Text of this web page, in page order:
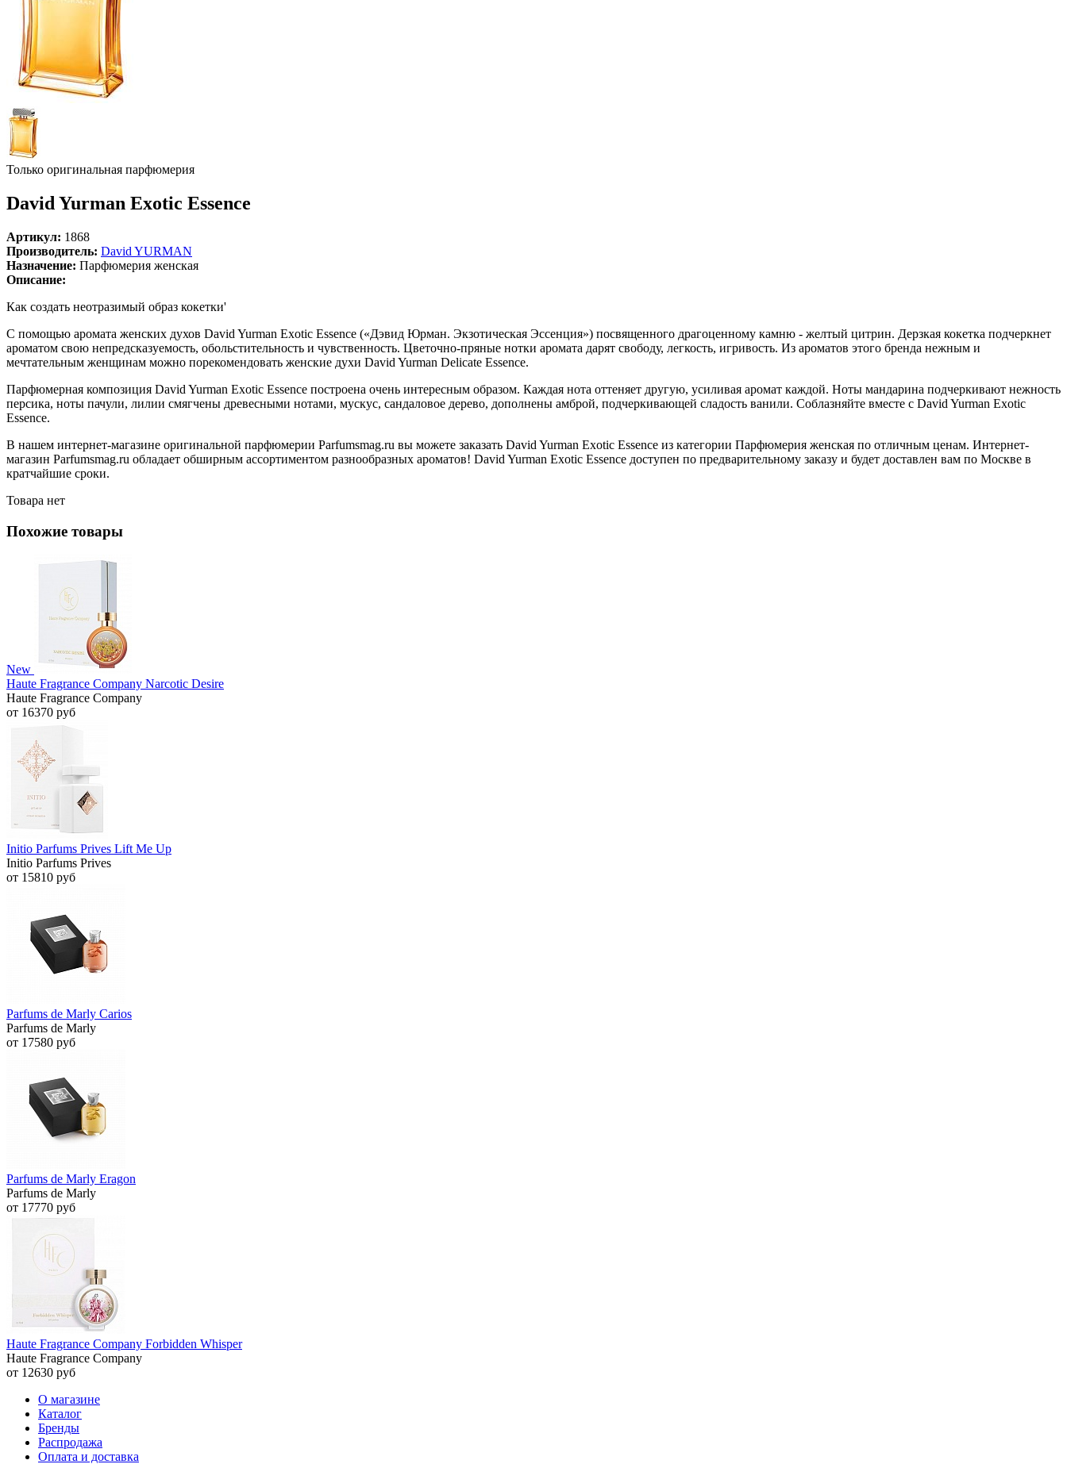
Только оригинальная парфюмерия
David Yurman Exotic Essence
Артикул: 1868
Производитель: David YURMAN
Назначение: Парфюмерия женская
Описание:
Как создать неотразимый образ кокетки'
С помощью аромата женских духов David Yurman Exotic Essence («Дэвид Юрман. Экзотическая Эссенция») посвященного драгоценному камню - желтый цитрин. Дерзкая кокетка подчеркнет
ароматом свою непредсказуемость, обольстительность и чувственность. Цветочно-пряные нотки аромата дарят свободу, легкость, игривость. Из ароматов этого бренда нежным и
мечтательным женщинам можно порекомендовать женские духи David Yurman Delicate Essence.
Парфюмерная композиция David Yurman Exotic Essence построена очень интересным образом. Каждая нота оттеняет другую, усиливая аромат каждой. Ноты мандарина подчеркивают нежность
персика, ноты пачули, лилии смягчены древесными нотами, мускус, сандаловое дерево, дополнены амброй, подчеркивающей сладость ванили. Соблазняйте вместе с David Yurman Exotic
Essence.
В нашем интернет-магазине оригинальной парфюмерии Parfumsmag.ru вы можете заказать David Yurman Exotic Essence из категории Парфюмерия женская по отличным ценам. Интернет-
магазин Parfumsmag.ru обладает обширным ассортиментом разнообразных ароматов! David Yurman Exotic Essence доступен по предварительному заказу и будет доставлен вам по Москве в
кратчайшие сроки.
Товара нет
Похожие товары
New
Haute Fragrance Company Narcotic Desire
Haute Fragrance Company
от 16370 руб
Initio Parfums Prives Lift Me Up
Initio Parfums Prives
от 15810 руб
Parfums de Marly Carios
Parfums de Marly
от 17580 руб
Parfums de Marly Eragon
Parfums de Marly
от 17770 руб
Haute Fragrance Company Forbidden Whisper
Haute Fragrance Company
от 12630 руб
О магазине
Каталог
Бренды
Распродажа
Оплата и доставка